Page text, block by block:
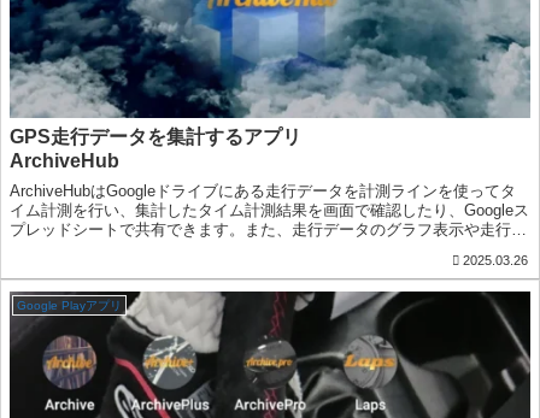
GPS走行データを集計するアプリ
ArchiveHub
ArchiveHubはGoogleドライブにある走行データを計測ラインを使ってタ
イム計測を行い、集計したタイム計測結果を画面で確認したり、Googleス
プレッドシートで共有できます。また、走行データのグラフ表示や走行デ
2025.03.26
Google Playアプリ